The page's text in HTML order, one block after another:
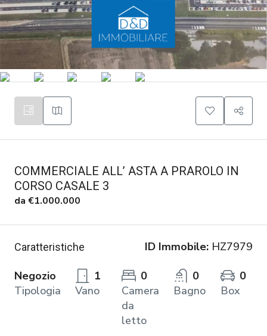
COMMERCIALE ALL’ ASTA A PRAROLO IN
CORSO CASALE 3
da €1.000.000
Caratteristiche ID Immobile: HZ7979
Negozio
Tipologia
1
Vano
0
Camera
da
letto
0
Bagno
0
Box